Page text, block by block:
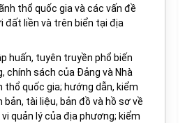
thổ quốc gia và các vấn đề
đất liền và trên biển tại địa
huấn, tuyên truyền phổ biến
chính sách của Đảng và Nhà
thổ quốc gia; hướng dẫn, kiểm
bản, tài liệu, bản đồ và hồ sơ về
quản lý của địa phương; kiểm